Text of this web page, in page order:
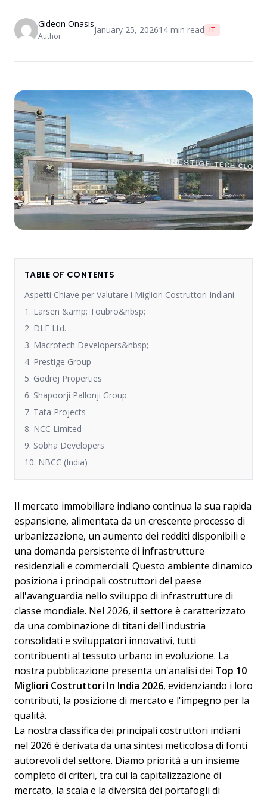
Gideon Onasis
Author
January 25, 202614 min read IT
TABLE OF CONTENTS
Aspetti Chiave per Valutare i Migliori Costruttori Indiani
1. Larsen &amp; Toubro&nbsp;
2. DLF Ltd.
3. Macrotech Developers&nbsp;
4. Prestige Group
5. Godrej Properties
6. Shapoorji Pallonji Group
7. Tata Projects
8. NCC Limited
9. Sobha Developers
10. NBCC (India)
Il mercato immobiliare indiano continua la sua rapida
espansione, alimentata da un crescente processo di
urbanizzazione, un aumento dei redditi disponibili e
una domanda persistente di infrastrutture
residenziali e commerciali. Questo ambiente dinamico
posiziona i principali costruttori del paese
all'avanguardia nello sviluppo di infrastrutture di
classe mondiale. Nel 2026, il settore è caratterizzato
da una combinazione di titani dell'industria
consolidati e sviluppatori innovativi, tutti
contribuenti al tessuto urbano in evoluzione. La
nostra pubblicazione presenta un'analisi dei Top 10
Migliori Costruttori In India 2026, evidenziando i loro
contributi, la posizione di mercato e l'impegno per la
qualità.
La nostra classifica dei principali costruttori indiani
nel 2026 è derivata da una sintesi meticolosa di fonti
autorevoli del settore. Diamo priorità a un insieme
completo di criteri, tra cui la capitalizzazione di
mercato, la scala e la diversità dei portafogli di